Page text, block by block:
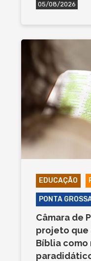
05/08/2026
EDUCAÇÃO
PONTA
Câmara de
projeto que
Bíblia